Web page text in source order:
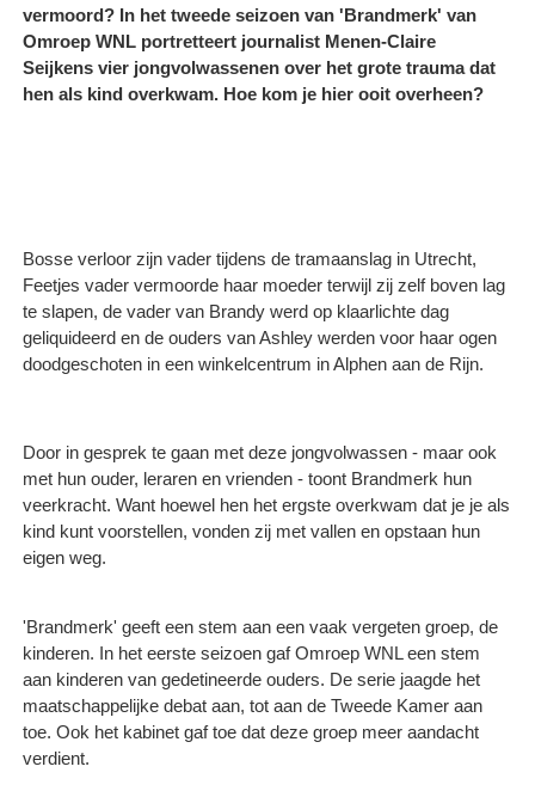
vermoord? In het tweede seizoen van 'Brandmerk' van
Omroep WNL portretteert journalist Menen-Claire
Seijkens vier jongvolwassenen over het grote trauma dat
hen als kind overkwam. Hoe kom je hier ooit overheen?
Bosse verloor zijn vader tijdens de tramaanslag in Utrecht,
Feetjes vader vermoorde haar moeder terwijl zij zelf boven lag
te slapen, de vader van Brandy werd op klaarlichte dag
geliquideerd en de ouders van Ashley werden voor haar ogen
doodgeschoten in een winkelcentrum in Alphen aan de Rijn.
Door in gesprek te gaan met deze jongvolwassen - maar ook
met hun ouder, leraren en vrienden - toont Brandmerk hun
veerkracht. Want hoewel hen het ergste overkwam dat je je als
kind kunt voorstellen, vonden zij met vallen en opstaan hun
eigen weg.
'Brandmerk' geeft een stem aan een vaak vergeten groep, de
kinderen. In het eerste seizoen gaf Omroep WNL een stem
aan kinderen van gedetineerde ouders. De serie jaagde het
maatschappelijke debat aan, tot aan de Tweede Kamer aan
toe. Ook het kabinet gaf toe dat deze groep meer aandacht
verdient.